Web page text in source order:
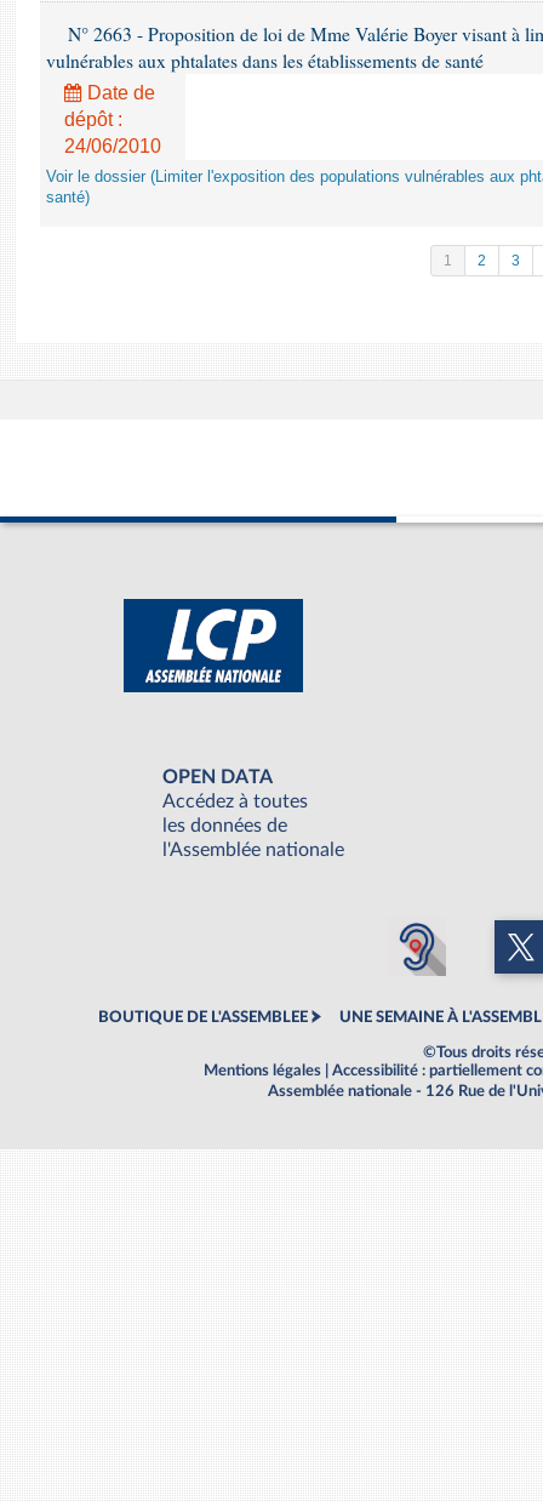
N° 2663 - Proposition de loi de Mme Valérie Boyer visant à
vulnérables aux phtalates dans les établissements de santé
Date de
dépôt :
24/06/2010
Voir le dossier (Limiter l'exposition des populations vulnérables aux
santé)
1 2 3
OPEN DATA
Accédez à toutes
les données de
l'Assemblée nationale
BOUTIQUE DE L'ASSEMBLEE UNE SEMAINE À
©Tous droits
Mentions légales
Accessibilité : partiellement
Assemblée nationale - 126 Rue de